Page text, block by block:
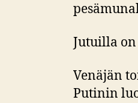
Jutuilla
Venäjän
Putinin